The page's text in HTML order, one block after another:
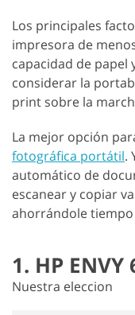
Los principales
impresora de
capacidad de papel
considerar la
print sobre la
La mejor opción
fotográfica portátil.
automático de
escanear y copiar
ahorrándole tiempo
1. HP ENVY
Nuestra eleccion